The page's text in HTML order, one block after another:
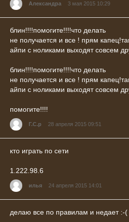
Александра 3 мая 2015 10:29
блин!!!!помогите!!!!что делать
не получается и все ! прям
айпи с ноликами выходят совсем
блин!!!!помогите!!!!что делать
не получается и все ! прям
айпи с ноликами выходят совсем
помогите!!!!
Г.С.р 28 апреля 2015 09:51
кто играть по сети
1.222.98.6
илья 24 апреля 2015 14:01
делаю все по правилам и недает :-(